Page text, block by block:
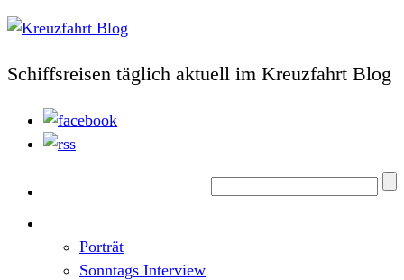
Schiffsreisen täglich aktuell im Kreuzfahrt Blog
Porträt
Sonntags Interview